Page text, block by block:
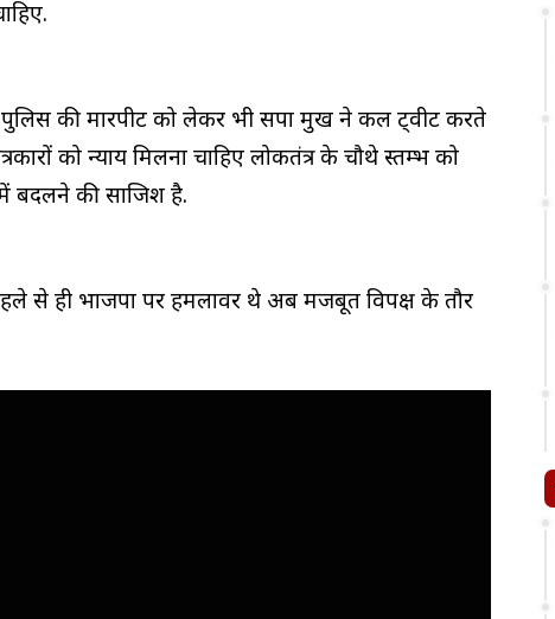
की मारपीट को लेकर भी सपा प्रमुख ने कल ट्वीट करते
को न्याय मिलना चाहिए लोकतंत्र के चौथे स्तम्भ को
बदलने की साजिश है.
से ही भाजपा पर हमलावर थे अब मजबूत विपक्ष के तौर